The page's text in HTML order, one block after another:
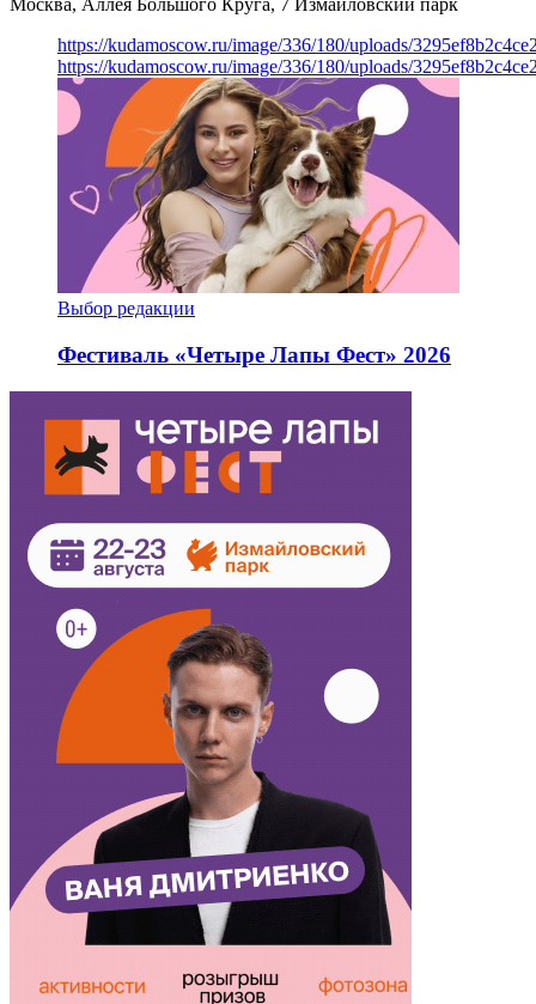
Москва, Аллея Большого Круга, 7 Измайловский парк
https://kudamoscow.ru/image/336/180/uploads/
https://kudamoscow.ru/image/336/180/uploads/
Выбор редакции
Фестиваль «Четыре Лапы Фест» 2026